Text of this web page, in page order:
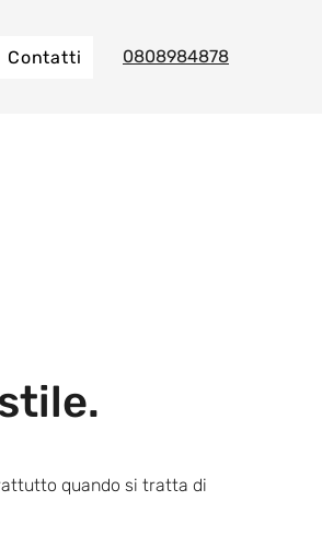
Contatti 0808984878
quando si tratta di